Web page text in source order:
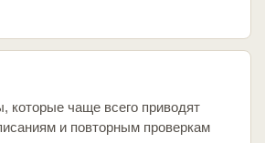
которые чаще всего приводят
и повторным проверкам